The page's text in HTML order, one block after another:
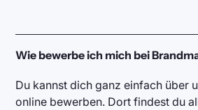
Wie bewerbe ich mich bei
Du kannst dich ganz einfach über
online bewerben. Dort findest du